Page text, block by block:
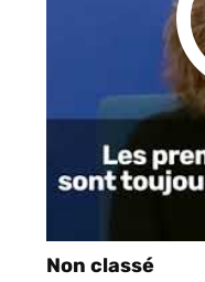
Non classé